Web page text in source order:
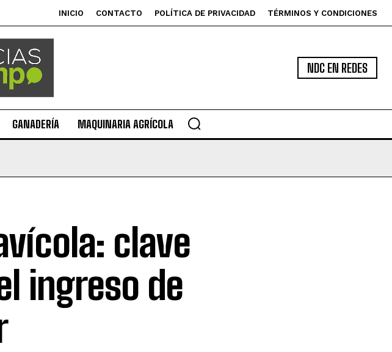
INICIO CONTACTO POLÍTICA DE PRIVACIDAD TÉRMINOS Y CONDICIONES
NDC EN REDES
GANADERÍA MAQUINARIA AGRÍCOLA
clave
ingreso de